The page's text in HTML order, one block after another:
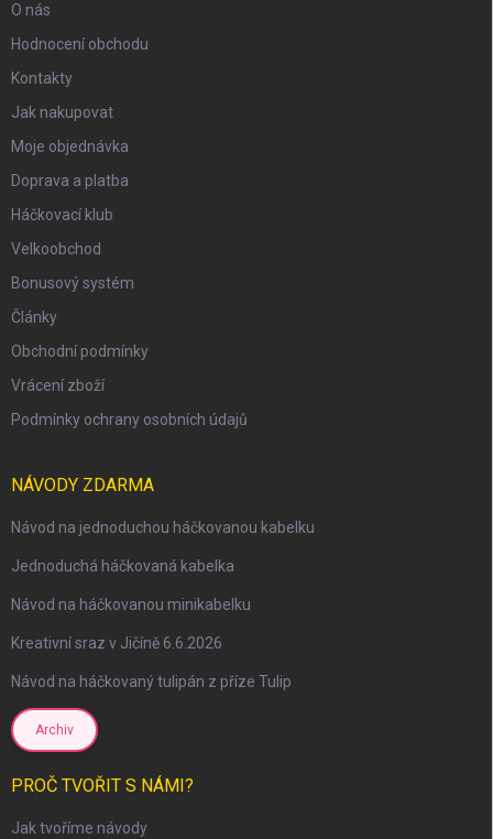
O nás
Hodnocení obchodu
Kontakty
Jak nakupovat
Moje objednávka
Doprava a platba
Háčkovací klub
Velkoobchod
Bonusový systém
Články
Obchodní podmínky
Vrácení zboží
Podmínky ochrany osobních údajů
NÁVODY ZDARMA
Návod na jednoduchou háčkovanou kabelku
Jednoduchá háčkovaná kabelka
Návod na háčkovanou minikabelku
Kreativní sraz v Jičíně 6.6.2026
Návod na háčkovaný tulipán z příze Tulip
Archiv
PROČ TVOŘIT S NÁMI?
Jak tvoříme návody